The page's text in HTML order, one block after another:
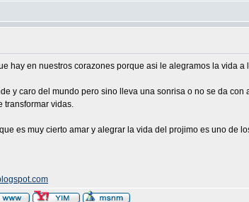
hay en nuestros corazones porque asi le alegramos la vida a
y caro del mundo pero sino lleva una sonrisa o no se da
transformar vidas.
es muy cierto amar y alegrar la vida del projimo es uno